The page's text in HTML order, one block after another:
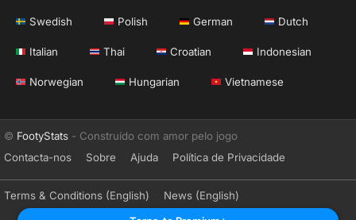
Swedish Polish German Dutch
Italian Thai Croatian Indonesian
Norwegian Hungarian Vietnamese
© FootyStats - Construído com amor pelo jogo
Contacta-nos
Sobre Ajuda Política de Privacidade
Terms & Conditions (English)
News (English)